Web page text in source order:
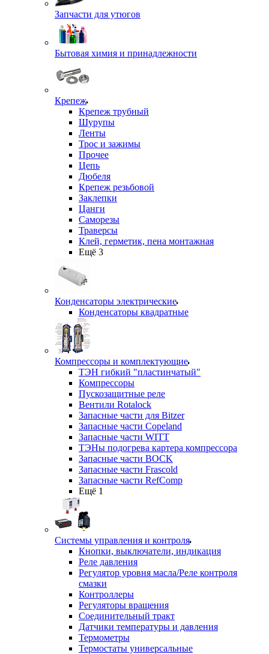
Запчасти для утюгов
Бытовая химия и принадлежности
Крепеж
Крепеж трубный
Шурупы
Ленты
Трос и зажимы
Прочее
Цепь
Дюбеля
Крепеж резьбовой
Заклепки
Цанги
Саморезы
Траверсы
Клей, герметик, пена монтажная
Ещё 3
Конденсаторы электрические
Конденсаторы квадратные
Компрессоры и комплектующие
ТЭН гибкий "пластинчатый"
Компрессоры
Пускозащитные реле
Вентили Rotalock
Запасные части для Bitzer
Запасные части Copeland
Запасные части WITT
ТЭНы подогрева картера компрессора
Запасные части BOCK
Запасные части Frascold
Запасные части RefComp
Ещё 1
Системы управления и контроля
Кнопки, выключатели, индикация
Реле давления
Регулятор уровня масла/Реле контроля
смазки
Контроллеры
Регуляторы вращения
Соединительный тракт
Датчики температуры и давления
Термометры
Термостаты универсальные